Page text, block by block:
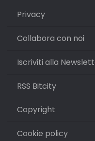
Privacy
Collabora con noi
Iscriviti alla
RSS Bitcity
Copyright
Cookie policy